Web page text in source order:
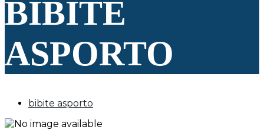
BIBITE
ASPORTO
bibite asporto